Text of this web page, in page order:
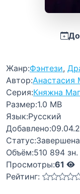
Жанр:Фэнтези,
Автор:Анастасия
Серия:Княжна
Размер:1.0 MB
Язык:Русский
Добавлено:
Статус:Завершена
Объём:510 894
Просмотры:61
Рейтинг: